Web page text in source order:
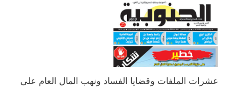
عشرات الملفات وقضايا الفساد ونهب المال العام على